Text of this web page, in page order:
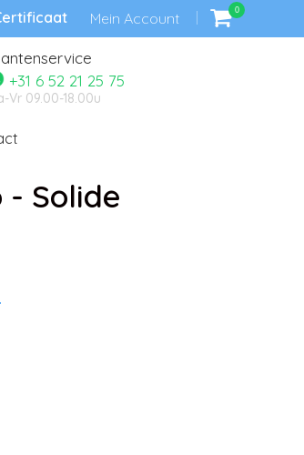
Mein Account 0
+31 6 52 21 25 75
Vr 09.00-18.00u
- Solide